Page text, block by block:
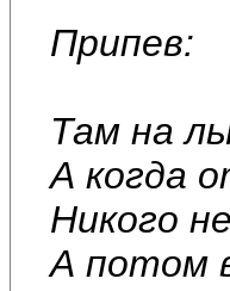
Припев:
Там на
А когда
Никого
А потом